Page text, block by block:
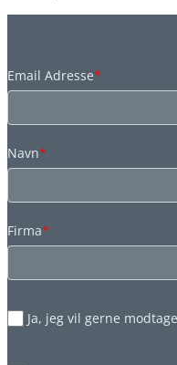
Email Adresse*
Navn*
Firma*
Ja, jeg vil gerne